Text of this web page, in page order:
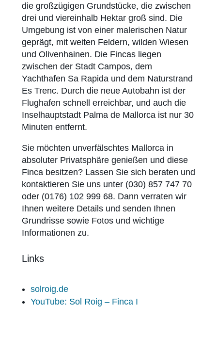
die großzügigen Grundstücke, die zwischen
drei und viereinhalb Hektar groß sind. Die
Umgebung ist von einer malerischen Natur
geprägt, mit weiten Feldern, wilden Wiesen
und Olivenhainen. Die Fincas liegen
zwischen der Stadt Campos, dem
Yachthafen Sa Rapida und dem Naturstrand
Es Trenc. Durch die neue Autobahn ist der
Flughafen schnell erreichbar, und auch die
Inselhauptstadt Palma de Mallorca ist nur 30
Minuten entfernt.
Sie möchten unverfälschtes Mallorca in
absoluter Privatsphäre genießen und diese
Finca besitzen? Lassen Sie sich beraten und
kontaktieren Sie uns unter (030) 857 747 70
oder (0176) 102 999 68. Dann verraten wir
Ihnen weitere Details und senden Ihnen
Grundrisse sowie Fotos und wichtige
Informationen zu.
Links
solroig.de
YouTube: Sol Roig – Finca I